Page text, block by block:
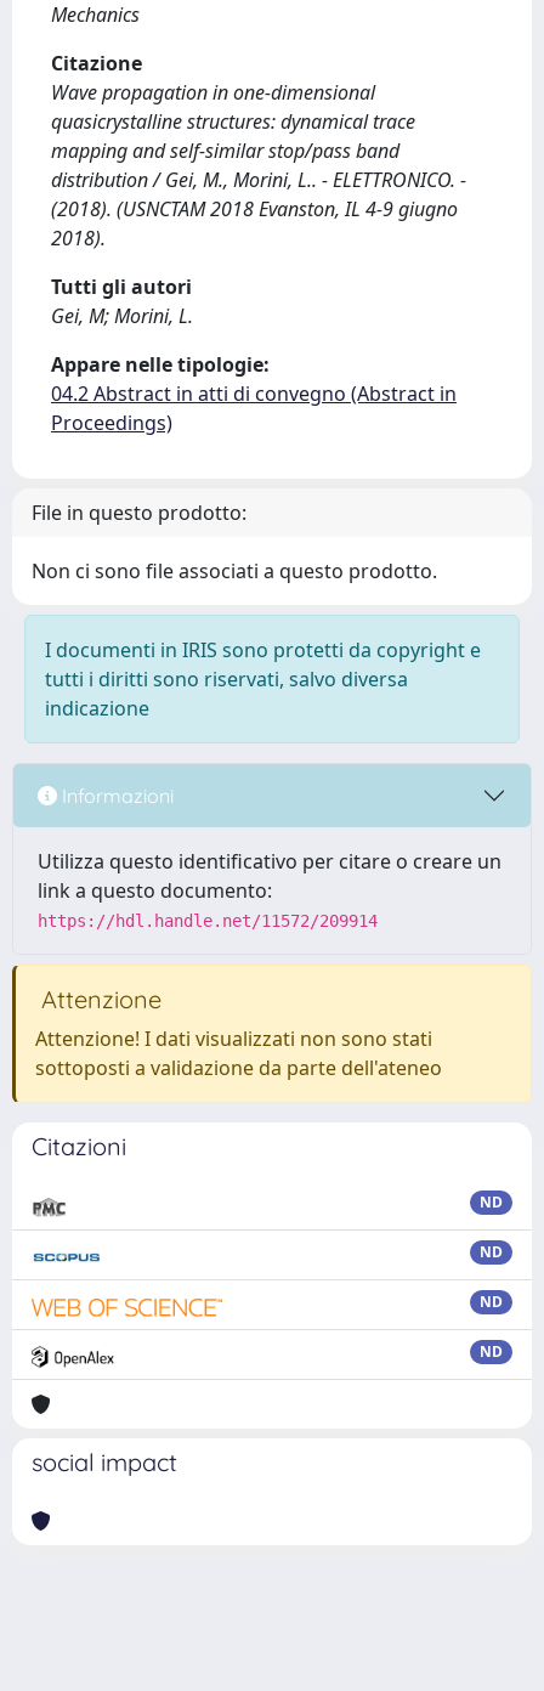
Mechanics
Citazione
Wave propagation in one-dimensional
quasicrystalline structures: dynamical trace
mapping and self-similar stop/pass band
distribution / Gei, M., Morini, L.. - ELETTRONICO. -
(2018). (USNCTAM 2018 Evanston, IL 4-9 giugno
2018).
Tutti gli autori
Gei, M; Morini, L.
Appare nelle tipologie:
04.2 Abstract in atti di convegno (Abstract in
Proceedings)
File in questo prodotto:
Non ci sono file associati a questo prodotto.
I documenti in IRIS sono protetti da copyright e
tutti i diritti sono riservati, salvo diversa
indicazione
Informazioni
Utilizza questo identificativo per citare o creare un
link a questo documento:
https://hdl.handle.net/11572/209914
Attenzione
Attenzione! I dati visualizzati non sono stati
sottoposti a validazione da parte dell'ateneo
Citazioni
ND
ND
ND
ND
social impact